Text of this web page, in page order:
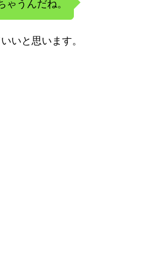
ゃうんだね。
いと思います。